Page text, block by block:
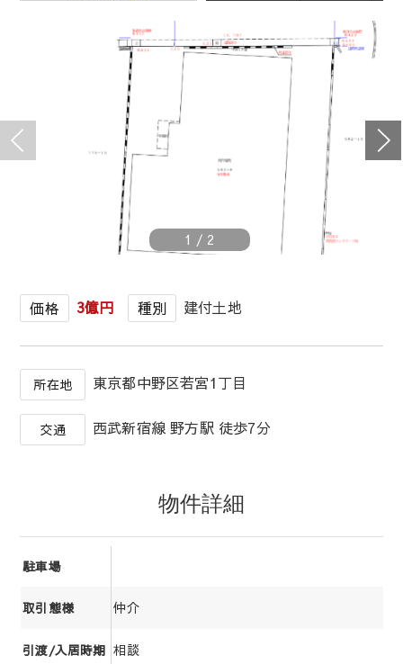
1 / 2
価格 3億円 種別 建付土地
所在地 東京都中野区若宮1丁目
交通 西武新宿線 野方駅 徒歩7分
物件詳細
駐車場
取引態様 仲介
引渡/入居時期 相談